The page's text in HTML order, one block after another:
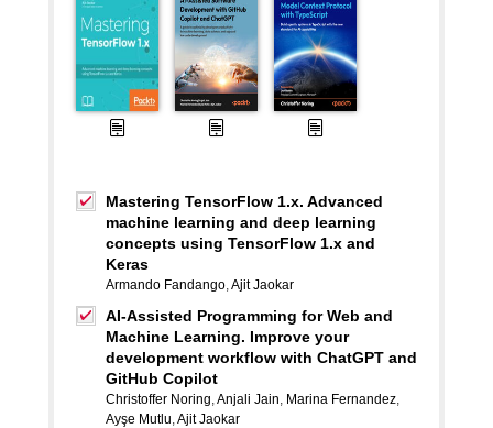
Mastering TensorFlow 1.x. Advanced
machine learning and deep learning
concepts using TensorFlow 1.x and
Keras
Armando Fandango,Ajit Jaokar
AI-Assisted Programming for Web and
Machine Learning. Improve your
development workflow with ChatGPT and
GitHub Copilot
Christoffer Noring,Anjali Jain, Marina Fernandez,
Ayşe Mutlu,Ajit Jaokar